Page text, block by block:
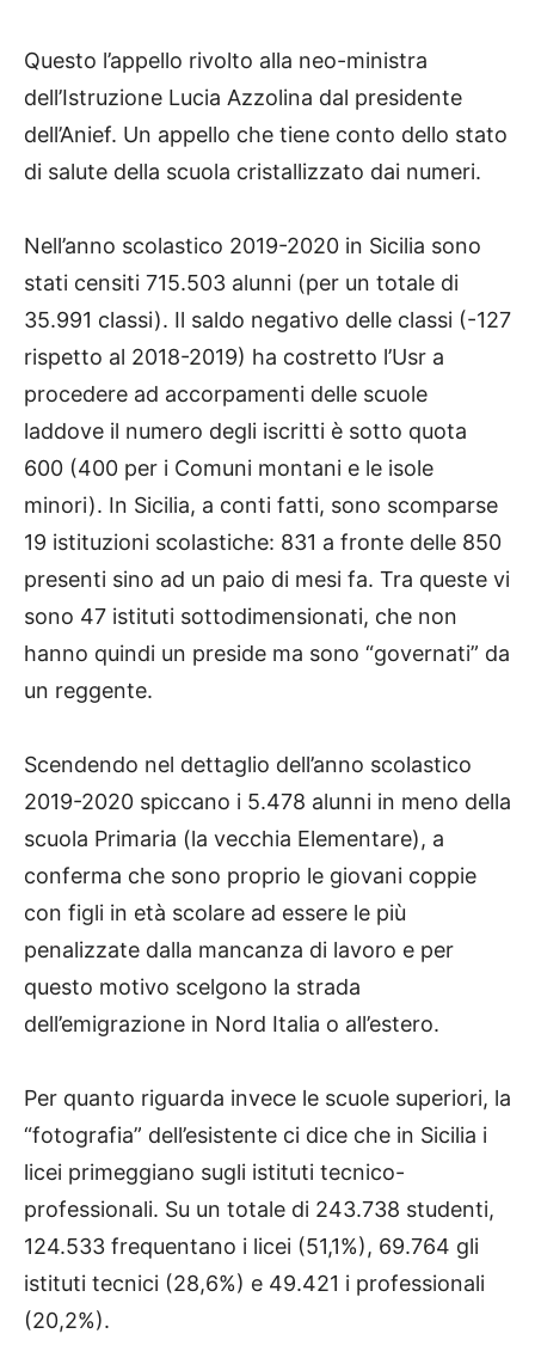
Questo l’appello rivolto alla neo-ministra
dell’Istruzione Lucia Azzolina dal presidente
dell’Anief. Un appello che tiene conto dello stato
di salute della scuola cristallizzato dai numeri.
Nell’anno scolastico 2019-2020 in Sicilia sono
stati censiti 715.503 alunni (per un totale di
35.991 classi). Il saldo negativo delle classi (-127
rispetto al 2018-2019) ha costretto l’Usr a
procedere ad accorpamenti delle scuole
laddove il numero degli iscritti è sotto quota
600 (400 per i Comuni montani e le isole
minori). In Sicilia, a conti fatti, sono scomparse
19 istituzioni scolastiche: 831 a fronte delle 850
presenti sino ad un paio di mesi fa. Tra queste vi
sono 47 istituti sottodimensionati, che non
hanno quindi un preside ma sono “governati” da
un reggente.
Scendendo nel dettaglio dell’anno scolastico
2019-2020 spiccano i 5.478 alunni in meno della
scuola Primaria (la vecchia Elementare), a
conferma che sono proprio le giovani coppie
con figli in età scolare ad essere le più
penalizzate dalla mancanza di lavoro e per
questo motivo scelgono la strada
dell’emigrazione in Nord Italia o all’estero.
Per quanto riguarda invece le scuole superiori, la
“fotografia” dell’esistente ci dice che in Sicilia i
licei primeggiano sugli istituti tecnico-
professionali. Su un totale di 243.738 studenti,
124.533 frequentano i licei (51,1%), 69.764 gli
istituti tecnici (28,6%) e 49.421 i professionali
(20,2%).